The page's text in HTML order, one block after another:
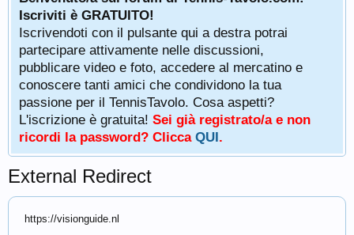
Iscriviti è GRATUITO!
Iscrivendoti con il pulsante qui a destra potrai
partecipare attivamente nelle discussioni,
pubblicare video e foto, accedere al mercatino e
conoscere tanti amici che condividono la tua
passione per il TennisTavolo. Cosa aspetti?
L'iscrizione è gratuita! Sei già registrato/a e non
ricordi la password? Clicca QUI.
External Redirect
https://visionguide.nl